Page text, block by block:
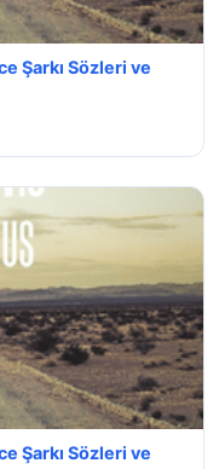
Şarkı Sözleri ve
Şarkı Sözleri ve